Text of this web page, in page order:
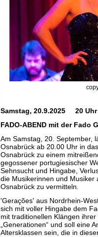
Samstag, 20.9.2025 20 Uhr
FADO-ABEND mit der Fado
Am Samstag, 20. September,
Osnabrück ab 20.00 Uhr in
Osnabrück zu einem
gegossener portugiesischer
Sehnsucht und Hingabe,
die Musikerinnen und Musiker
Osnabrück zu vermitteln.
'Gerações' aus Nordrhein-
sich mit voller Hingabe dem
mit traditionellen Klängen
„Generationen“ und soll eine
Altersklassen sein, die in